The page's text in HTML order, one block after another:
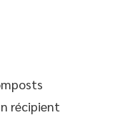
récipient